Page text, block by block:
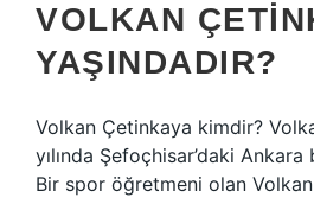
VOLKAN
YAŞINDADIR?
Volkan Çetinkaya kimdir?
yılında Şefoçhisar’daki
Bir spor öğretmeni olan